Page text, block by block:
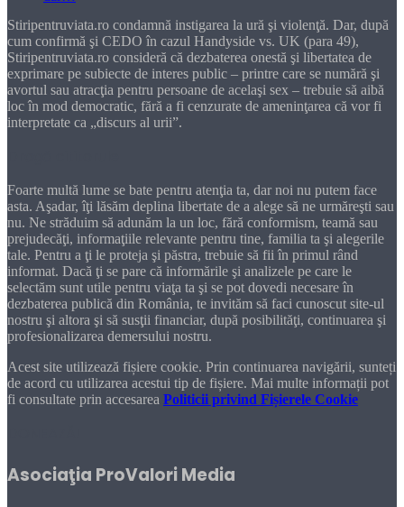
Stiripentruviata.ro condamnă instigarea la ură şi violenţă. Dar, după
cum confirmă şi CEDO în cazul Handyside vs. UK (para 49),
Stiripentruviata.ro consideră că dezbaterea onestă şi libertatea de
exprimare pe subiecte de interes public – printre care se numără şi
avortul sau atracţia pentru persoane de acelaşi sex – trebuie să aibă
loc în mod democratic, fără a fi cenzurate de ameninţarea că vor fi
interpretate ca „discurs al urii”.
Foarte multă lume se bate pentru atenţia ta, dar noi nu putem face
asta. Aşadar, îţi lăsăm deplina libertate de a alege să ne urmăreşti sau
nu. Ne străduim să adunăm la un loc, fără conformism, teamă sau
prejudecăţi, informaţiile relevante pentru tine, familia ta şi alegerile
tale. Pentru a ţi le proteja şi păstra, trebuie să fii în primul rând
informat. Dacă ţi se pare că informările şi analizele pe care le
selectăm sunt utile pentru viaţa ta şi se pot dovedi necesare în
dezbaterea publică din România, te invităm să faci cunoscut site-ul
nostru şi altora şi să susţii financiar, după posibilităţi, continuarea şi
profesionalizarea demersului nostru.
Acest site utilizează fișiere cookie. Prin continuarea navigării, sunteți
de acord cu utilizarea acestui tip de fișiere. Mai multe informații pot
fi consultate prin accesarea Politicii privind Fișierele Cookie
Asociaţia ProValori Media